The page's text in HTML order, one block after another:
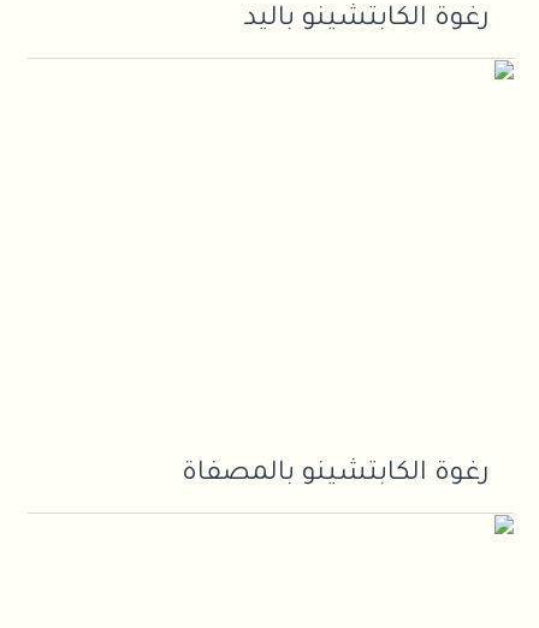
رغوة الكابتشينو باليد
رغوة الكابتشينو بالمصفاة